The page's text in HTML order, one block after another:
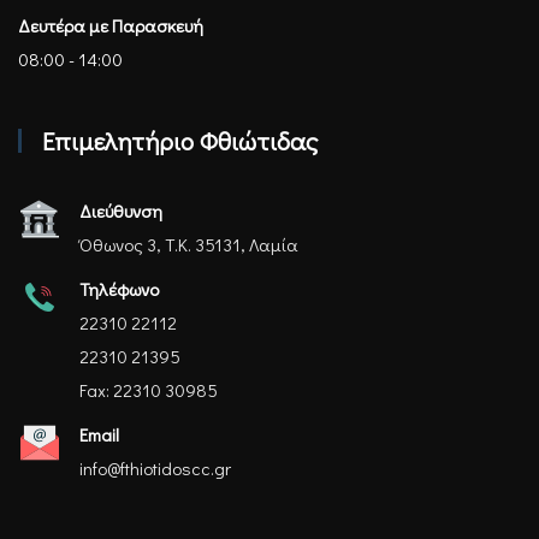
Δευτέρα με Παρασκευή
08:00 - 14:00
Επιμελητήριο Φθιώτιδας
Διεύθυνση
Όθωνος 3, Τ.Κ. 35131, Λαμία
Τηλέφωνο
22310 22112
22310 21395
Fax: 22310 30985
Email
info@fthiotidoscc.gr